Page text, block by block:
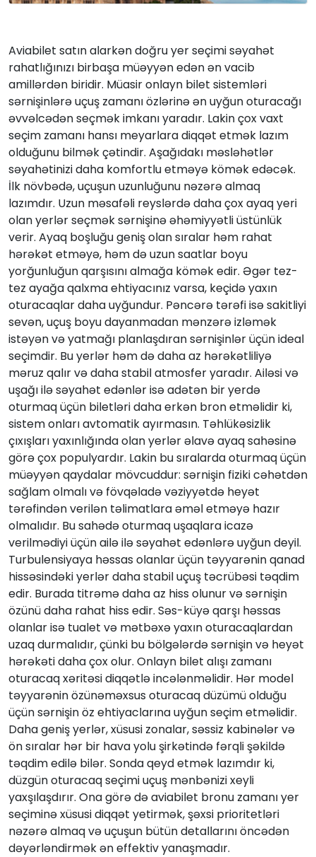
Aviabilet satın alarkən doğru yer seçimi səyahət
rahatlığınızı birbaşa müəyyən edən ən vacib
amillərdən biridir. Müasir onlayn bilet sistemləri
sərnişinlərə uçuş zamanı özlərinə ən uyğun oturacağı
əvvəlcədən seçmək imkanı yaradır. Lakin çox vaxt
seçim zamanı hansı meyarlara diqqət etmək lazım
olduğunu bilmək çətindir. Aşağıdakı məsləhətlər
səyahətinizi daha komfortlu etməyə kömək edəcək.
İlk növbədə, uçuşun uzunluğunu nəzərə almaq
lazımdır. Uzun məsafəli reyslərdə daha çox ayaq yeri
olan yerlər seçmək sərnişinə əhəmiyyətli üstünlük
verir. Ayaq boşluğu geniş olan sıralar həm rahat
hərəkət etməyə, həm də uzun saatlar boyu
yorğunluğun qarşısını almağa kömək edir. Əgər tez-
tez ayağa qalxma ehtiyacınız varsa, keçidə yaxın
oturacaqlar daha uyğundur. Pəncərə tərəfi isə sakitliyi
sevən, uçuş boyu dayanmadan mənzərə izləmək
istəyən və yatmağı planlaşdıran sərnişinlər üçün ideal
seçimdir. Bu yerlər həm də daha az hərəkətliliyə
məruz qalır və daha stabil atmosfer yaradır. Ailəsi və
uşağı ilə səyahət edənlər isə adətən bir yerdə
oturmaq üçün biletləri daha erkən bron etməlidir ki,
sistem onları avtomatik ayırmasın. Təhlükəsizlik
çıxışları yaxınlığında olan yerlər əlavə ayaq sahəsinə
görə çox populyardır. Lakin bu sıralarda oturmaq üçün
müəyyən qaydalar mövcuddur: sərnişin fiziki cəhətdən
sağlam olmalı və fövqəladə vəziyyətdə heyət
tərəfindən verilən təlimatlara əməl etməyə hazır
olmalıdır. Bu sahədə oturmaq uşaqlara icazə
verilmədiyi üçün ailə ilə səyahət edənlərə uyğun deyil.
Turbulensiyaya həssas olanlar üçün təyyarənin qanad
hissəsindəki yerlər daha stabil uçuş təcrübəsi təqdim
edir. Burada titrəmə daha az hiss olunur və sərnişin
özünü daha rahat hiss edir. Səs-küyə qarşı həssas
olanlar isə tualet və mətbəxə yaxın oturacaqlardan
uzaq durmalıdır, çünki bu bölgələrdə sərnişin və heyət
hərəkəti daha çox olur. Onlayn bilet alışı zamanı
oturacaq xəritəsi diqqətlə incələnməlidir. Hər model
təyyarənin özünəməxsus oturacaq düzümü olduğu
üçün sərnişin öz ehtiyaclarına uyğun seçim etməlidir.
Daha geniş yerlər, xüsusi zonalar, səssiz kabinələr və
ön sıralar hər bir hava yolu şirkətində fərqli şəkildə
təqdim edilə bilər. Sonda qeyd etmək lazımdır ki,
düzgün oturacaq seçimi uçuş mənbənizi xeyli
yaxşılaşdırır. Ona görə də aviabilet bronu zamanı yer
seçiminə xüsusi diqqət yetirmək, şəxsi prioritetləri
nəzərə almaq və uçuşun bütün detallarını öncədən
dəyərləndirmək ən effektiv yanaşmadır.